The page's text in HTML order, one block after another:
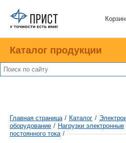
Каталог продукции
Главная страница / Каталог /
оборудование / Нагрузки электронные
постоянного тока /